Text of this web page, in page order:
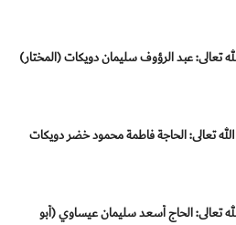
تعالى: عبد الرؤوف سليمان دويكات (المختار)
تعالى: الحاجة فاطمة محمود خضر دويكات
تعالى: الحاج أسعد سليمان عيساوي (أبو